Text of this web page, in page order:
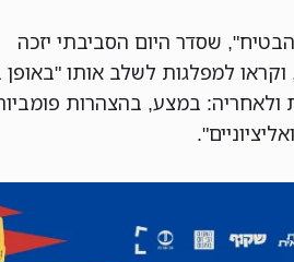
שסדר היום הסביבתי יזכה
למפלגות לשלב אותו "באופן
ולאחריה: במצע, בהצהרות